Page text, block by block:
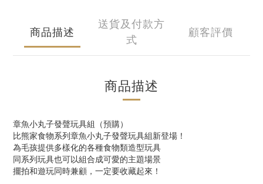
商品描述
送貨及付款方
式
顧客評價
商品描述
章魚小丸子發聲玩具組（預購）
比熊家食物系列章魚小丸子發聲玩具組新登場！
為毛孩提供多樣化的各種食物類造型玩具
同系列玩具也可以組合成可愛的主題場景
擺拍和遊玩同時兼顧，一定要收藏起來！